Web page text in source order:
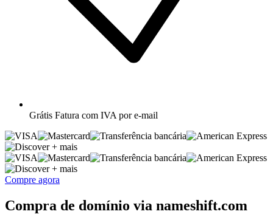
Grátis Fatura com IVA por e-mail
+ mais
+ mais
Compre agora
Compra de domínio via nameshift.com